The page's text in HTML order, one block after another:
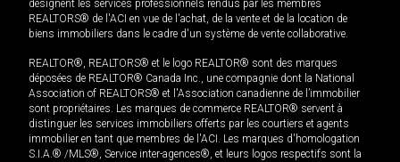
désignent les services professionnels rendus par les membres
REALTORS® de l'ACI en vue de l'achat, de la vente et de la location de
biens immobiliers dans le cadre d'un système de vente collaborative.
REALTOR®, REALTORS® et le logo REALTOR® sont des marques
déposées de REALTOR® Canada Inc., une compagnie dont la National
Association of REALTORS® et l'Association canadienne de l’immobilier
sont propriétaires. Les marques de commerce REALTOR® servent à
distinguer les services immobiliers offerts par les courtiers et agents
immobilier en tant que membres de l'ACI. Les marques d'homologation
S.I.A.® /MLS®, Service inter-agences®, et leurs logos respectifs sont la